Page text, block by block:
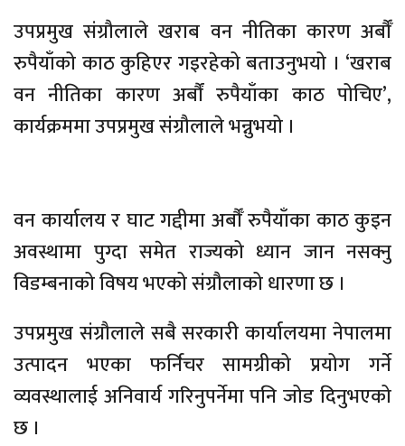
उपप्रमुख संग्रौलाले खराब वन नीतिका कारण अर्बौँ
रुपैयाँको काठ कुहिएर गइरहेको बताउनुभयो । ‘खराब
वन नीतिका कारण अर्बौं रुपैयाँका काठ पोचिए’,
कार्यक्रममा उपप्रमुख संग्रौलाले भन्नुभयो ।
वन कार्यालय र घाट गद्दीमा अर्बौँ रुपैयाँका काठ कुइन
अवस्थामा पुग्दा समेत राज्यको ध्यान जान नसक्नु
विडम्बनाको विषय भएको संग्रौलाको धारणा छ ।
उपप्रमुख संग्रौलाले सबै सरकारी कार्यालयमा नेपालमा
उत्पादन भएका फर्निचर सामग्रीको प्रयोग गर्ने
व्यवस्थालाई अनिवार्य गरिनुपर्नेमा पनि जोड दिनुभएको
छ ।